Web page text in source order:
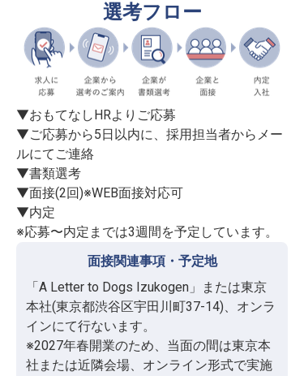
選考フロー
▼おもてなしHRよりご応募
▼ご応募から5日以内に、採用担当者からメー
ルにてご連絡
▼書類選考
▼面接(2回)※WEB面接対応可
▼内定
※応募〜内定までは3週間を予定しています。
面接関連事項・予定地
「A Letter to Dogs Izukogen」または東京
本社(東京都渋谷区宇田川町37-14)、オンラ
インにて行ないます。
※2027年春開業のため、当面の間は東京本
社または近隣会場、オンライン形式で実施